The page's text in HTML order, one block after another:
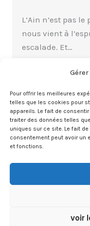
Pour offrir les meilleures
telles que les cookies pour
appareils. Le fait de
traiter des données telles
uniques sur ce site. Le fait
consentement peut avoir un
et fonctions.
voir
L’Ain n’est pas
nous vient à
escalade. Et…